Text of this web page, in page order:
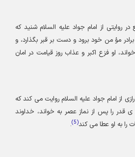
روايتى از امام جواد عليه السلام شنيد كه
مؤ من خود برود و دست بر قبر بگذارد، و
او فزع اكبر و عذاب روز قيامت در امان
امام جواد عليه السلام روايت مى كند كه
قدر را پس از نماز عصر به خواند، خداوند
به او عطا مى كند(
5
)
.